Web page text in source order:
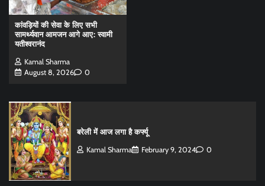
कांवड़ियों की सेवा के लिए सभी
सामर्थ्यवान आमजन आगे आए: स्वामी
यतीश्वरानंद
Kamal Sharma
August 8, 2026
0
बरेली में आज लगा है कर्फ्यू
Kamal Sharma February 9, 2024 0